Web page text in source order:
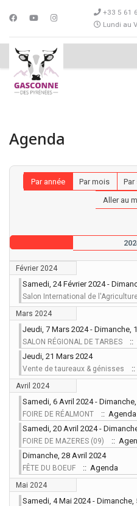
+33 5 61
Lundi au
Agenda
Par année Par mois
Aller au
Février 2024
Samedi, 24 Février 2024 -
Salon International de
Mars 2024
Jeudi, 7 Mars 2024 - Dimanche,
SALON RÉGIONAL DE TARBES
::
Jeudi, 21 Mars 2024
Vente de taureaux & génisses
Avril 2024
Samedi, 6 Avril 2024 -
FOIRE DE RÉALMONT
:: Agenda
Samedi, 20 Avril 2024 -
FOIRE DE MAZERES (09)
::
Dimanche, 28 Avril 2024
FÊTE DU BOEUF :: Agenda
Mai 2024
Samedi, 4 Mai 2024 - Dimanche,